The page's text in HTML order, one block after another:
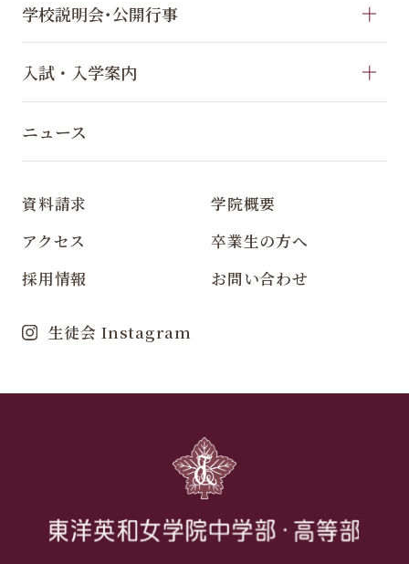
学校説明会･公開行事
入試・入学案内
ニュース
資料請求
学院概要
アクセス
卒業生の方へ
採用情報
お問い合わせ
生徒会 Instagram